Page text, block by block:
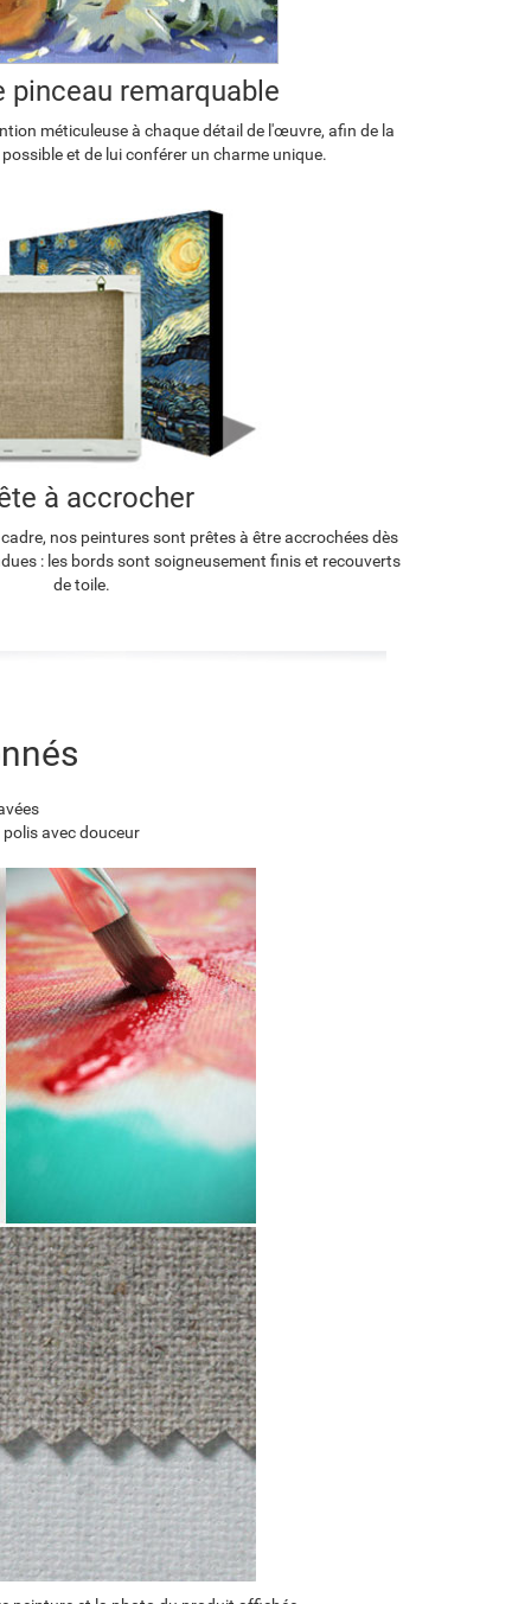
pinceau remarquable
méticuleuse à chaque détail de l'œuvre, afin de la
et de lui conférer un charme unique.
à accrocher
nos peintures sont prêtes à être accrochées dès
: les bords sont soigneusement finis et recouverts
de toile.
avec douceur